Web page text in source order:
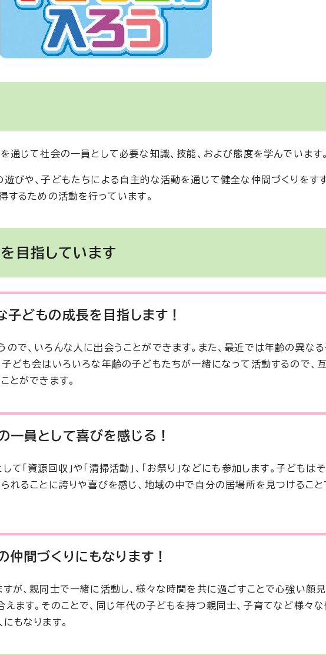
通じて社会の一員として必要な知識、技能、および態度を学んでいます
びや、子どもたちによる自主的な活動を通じて健全な仲間づくりをす
するための活動を行っています。
目指しています
子どもの成長を目指します！
で、いろんな人に出会うことができます。また、最近では年齢の異な
ども会はいろいろな年齢の子どもたちが一緒になって活動するので、
とができます。
一員として喜びを感じる！
「資源回収」や「清掃活動」、「お祭り」などにも参加します。子どもは
れることに誇りや喜びを感じ、地域の中で自分の居場所を見つけること
仲間づくりにもなります！
が、親同士で一緒に活動し、様々な時間を共に過ごすことで心強い顔見
ます。そのことで、同じ年代の子どもを持つ親同士、子育てなど様々
もなります。